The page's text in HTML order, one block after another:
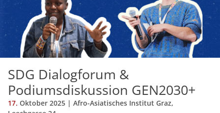
SDG Dialogforum &
Podiumsdiskussion GEN2030+
17. Oktober 2025 | Afro-Asiatisches Institut Graz,